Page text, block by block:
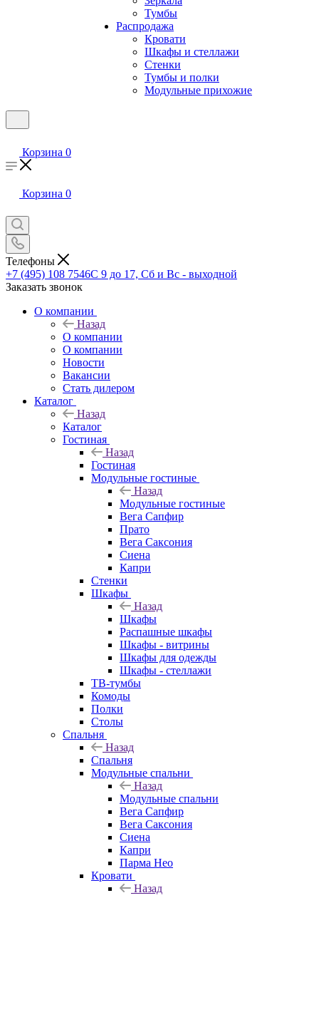
Тумбы
Распродажа
Кровати
Шкафы и стеллажи
Стенки
Тумбы и полки
Модульные прихожие
Корзина 0
Корзина 0
Телефоны
+7 (495) 108 7546С 9 до 17, Сб и Вс - выходной
Заказать звонок
О компании
Назад
О компании
О компании
Новости
Вакансии
Стать дилером
Каталог
Назад
Каталог
Гостиная
Назад
Гостиная
Модульные гостиные
Назад
Модульные гостиные
Вега Сапфир
Прато
Вега Саксония
Сиена
Капри
Стенки
Шкафы
Назад
Шкафы
Распашные шкафы
Шкафы - витрины
Шкафы для одежды
Шкафы - стеллажи
ТВ-тумбы
Комоды
Полки
Столы
Спальня
Назад
Спальня
Модульные спальни
Назад
Модульные спальни
Вега Сапфир
Вега Саксония
Сиена
Капри
Парма Нео
Кровати
Назад